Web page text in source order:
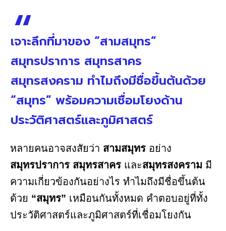
เจาะลึกที่มาของ “สามสมุทร”
สมุทรปราการ สมุทรสาคร
สมุทรสงคราม ทำไมถึงมีชื่อขึ้นต้นด้วย
“สมุทร” พร้อมความเชื่อมโยงด้าน
ประวัติศาสตร์และภูมิศาสตร์
หลายคนอาจสงสัยว่า สามสมุทร อย่าง
สมุทรปราการ สมุทรสาคร และสมุทรสงคราม มี
ความเกี่ยวข้องกันอย่างไร ทำไมถึงมีชื่อขึ้นต้น
ด้วย “สมุทร” เหมือนกันทั้งหมด คำตอบอยู่ที่ทั้ง
ประวัติศาสตร์และภูมิศาสตร์ที่เชื่อมโยงกัน